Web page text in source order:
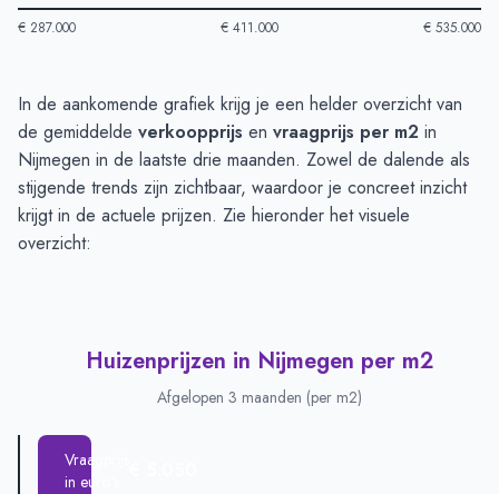
€ 287.000 € 411.000 € 535.000
Huizenprijzen in Nijmegen -Afgelopen 3 maanden
Type
Bedrag
Vraagprijs in euro's
€ 484.660
Verkoopprijs in euro's
€ 460.400
In de aankomende grafiek krijg je een helder overzicht van
de gemiddelde verkoopprijs en vraagprijs per m2 in
Nijmegen in de laatste drie maanden. Zowel de dalende als
stijgende trends zijn zichtbaar, waardoor je concreet inzicht
krijgt in de actuele prijzen. Zie hieronder het visuele
overzicht:
Huizenprijzen in Nijmegen per m2
Afgelopen 3 maanden (per m2)
Vraagprijs
in euro's